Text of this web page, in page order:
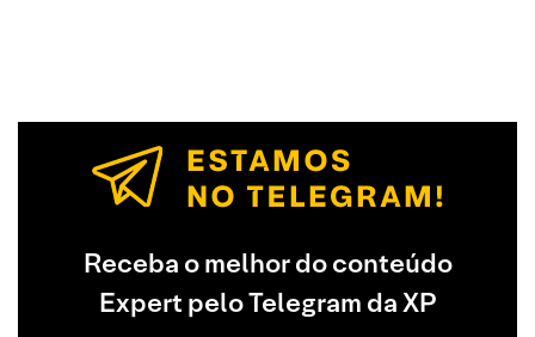
Receba o melhor do conteúdo
Expert pelo Telegram da XP